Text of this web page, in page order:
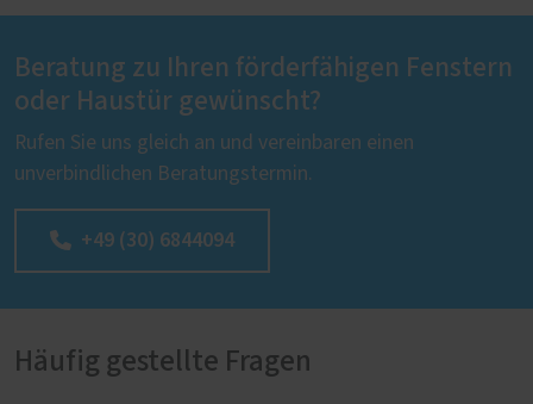
Beratung zu Ihren förderfähigen Fenstern
oder Haustür gewünscht?
Rufen Sie uns gleich an und vereinbaren einen
unverbindlichen Beratungstermin.
+49 (30) 6844094
Häufig gestellte Fragen